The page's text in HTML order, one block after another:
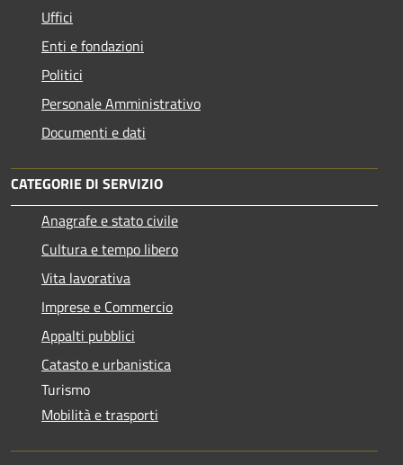
Uffici
Enti e fondazioni
Politici
Personale Amministrativo
Documenti e dati
CATEGORIE DI SERVIZIO
Anagrafe e stato civile
Cultura e tempo libero
Vita lavorativa
Imprese e Commercio
Appalti pubblici
Catasto e urbanistica
Turismo
Mobilità e trasporti